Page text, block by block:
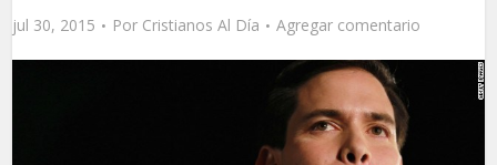
jul 30, 2015 Por Cristianos Al Día Agregar comentario